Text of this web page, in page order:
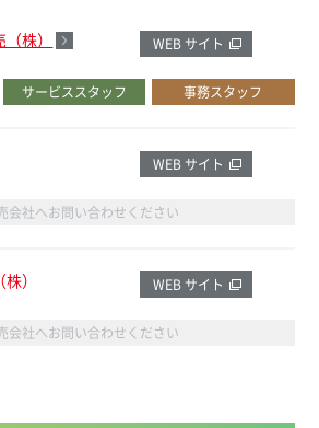
株）
サービススタッフ 事務スタッフ
WEB サイト
会社へお問い合わせください
WEB サイト
）
会社へお問い合わせください
WEB サイト